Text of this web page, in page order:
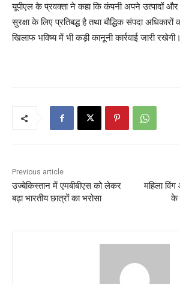
यूपीएल के प्रवक्ता ने कहा कि कंपनी अपने उत्पादों और
सुरक्षा के लिए प्रतिबद्ध है तथा बौद्धिक संपदा
खिलाफ भविष्य में भी कड़ी कानूनी कार्रवाई जारी रखेगी।
Previous article
उज्बेकिस्तान में एमबीबीएस को लेकर
बढ़ा भारतीय छात्रों का भरोसा
महिला
के